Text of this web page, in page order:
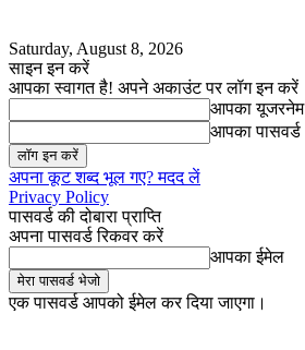
Saturday, August 8, 2026
साइन इन करें
आपका स्वागत है! अपने अकाउंट पर लॉग इन करें
आपका यूजरनेम
आपका पासवर्ड
अपना कूट शब्द भूल गए? मदद लें
Privacy Policy
पासवर्ड की दोबारा प्राप्ति
अपना पासवर्ड रिकवर करें
आपका ईमेल
एक पासवर्ड आपको ईमेल कर दिया जाएगा।